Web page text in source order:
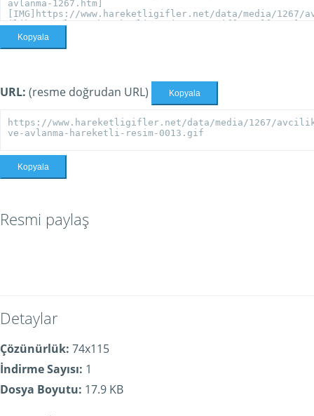
Kopyala
URL: (resme doğrudan URL) Kopyala
Kopyala
Resmi paylaş
Detaylar
Çözünürlük: 74x115
İndirme Sayısı: 1
Dosya Boyutu: 17.9 KB